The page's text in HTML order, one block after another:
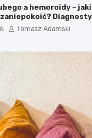
a hemoroidy –
Tomasz Adamski